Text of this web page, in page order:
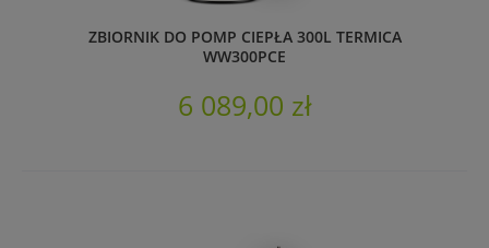
ZBIORNIK DO POMP CIEPŁA 300L TERMICA
WW300PCE
6 089,00 zł